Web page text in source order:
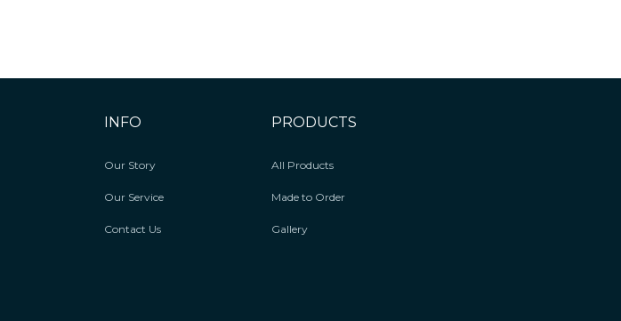
INFO
Our Story
Our Service
Contact Us
PRODUCTS
All Products
Made to Order
Gallery